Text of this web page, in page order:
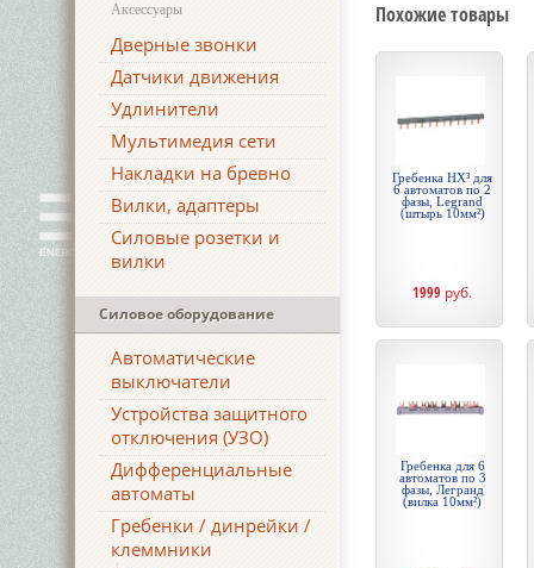
Аксессуары
Дверные звонки
Датчики движения
Удлинители
Мультимедия сети
Накладки на бревно
Вилки, адаптеры
Силовые розетки и
вилки
Силовое оборудование
Автоматические
выключатели
Устройства защитного
отключения (УЗО)
Дифференциальные
автоматы
Гребенки / динрейки /
клеммники
Похожие товары
Гребенка HX³ для
6 автоматов по 2
фазы, Legrand
(штырь 10мм²)
1999 руб.
Гребенка для 6
автоматов по 3
фазы, Легранд
(вилка 10мм²)